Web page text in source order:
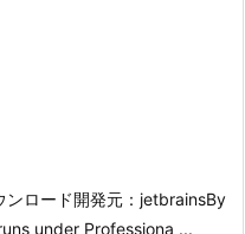
ンロード開発元： jetbrainsBy
under Professiona ...